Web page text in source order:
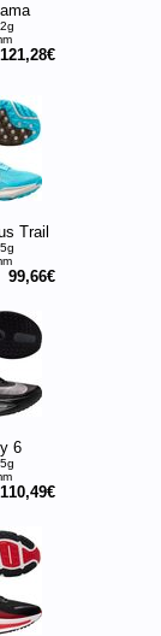
121,28€
Trail
99,66€
6
110,49€